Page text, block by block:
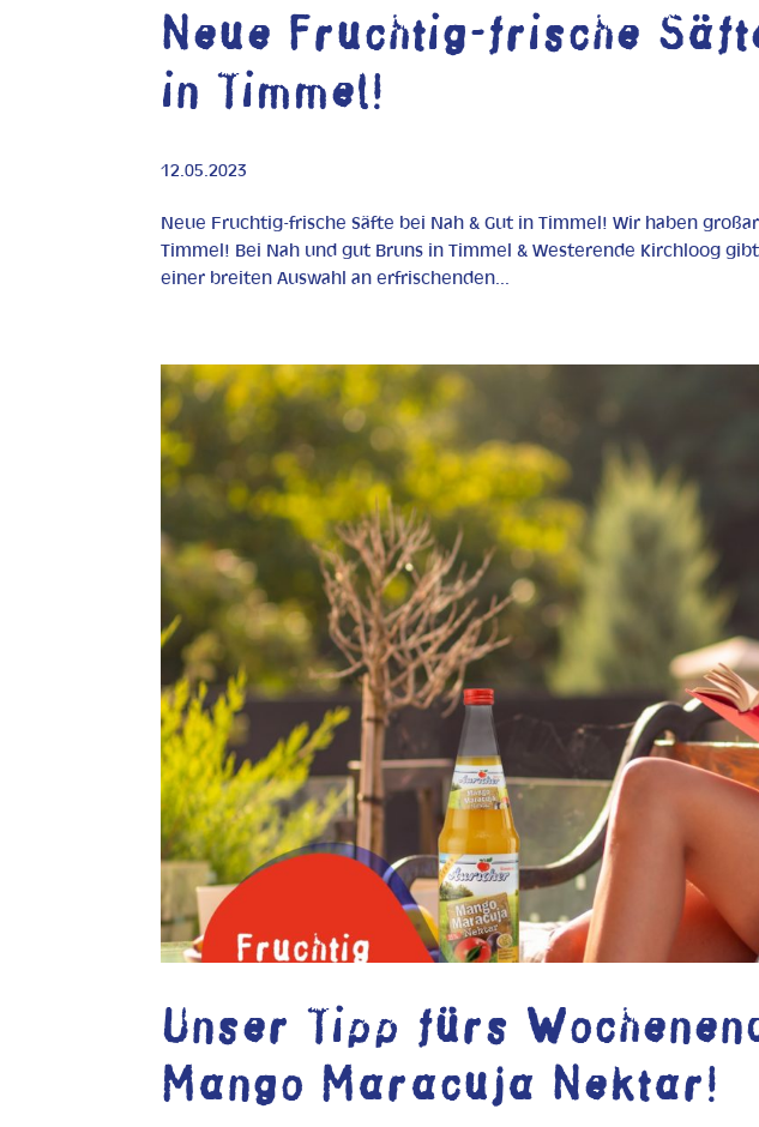
Neue Fruchtig-frische
in Timmel!
12.05.2023
Neue Fruchtig-frische Säfte bei Nah & Gut in Timmel! Wir haben
Timmel! Bei Nah und gut Bruns in Timmel & Westerende Kirchloog
einer breiten Auswahl an erfrischenden...
Unser Tipp fürs
Mango Maracuja Nektar!